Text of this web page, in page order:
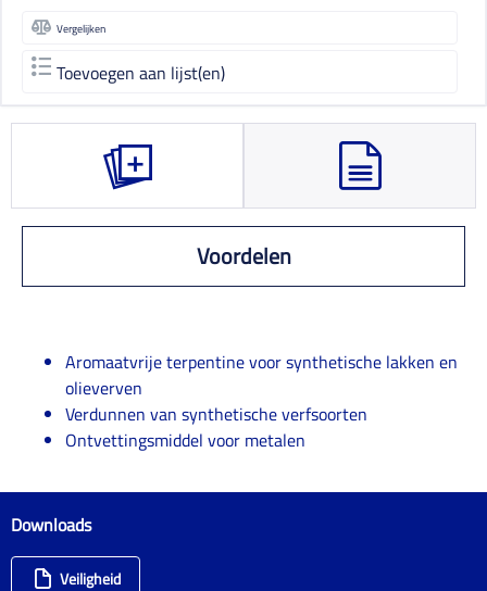
Vergelijken
Toevoegen aan lijst(en)
Voordelen
Aromaatvrije terpentine voor synthetische lakken en
olieverven
Verdunnen van synthetische verfsoorten
Ontvettingsmiddel voor metalen
Downloads
Veiligheid